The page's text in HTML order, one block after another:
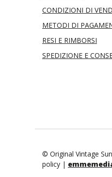
CONDIZIONI DI
METODI DI
RESI E RIMBORSI
SPEDIZIONE E
© Original Vintage
policy |